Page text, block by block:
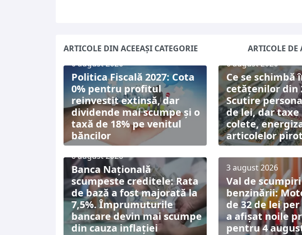
ARTICOLE DIN ACEEAȘI CATEGORIE
6 august 2026
Politica Fiscală 2027: Cota
0% pentru profitul
reinvestit extinsă, dar
dividende mai scumpe și o
taxă de 18% pe venitul
băncilor
6 august 2026
Ce se
cetățenilor din
Scutire
de lei, dar
colete,
articolelor
6 august 2026
Banca Națională
scumpeste creditele: Rata
de bază a fost majorată la
7,5%. Împrumuturile
bancare devin mai scumpe
din cauza inflației
3 august 2026
Val de
benzinării:
de 32 de lei
a afișat noile
pentru 4